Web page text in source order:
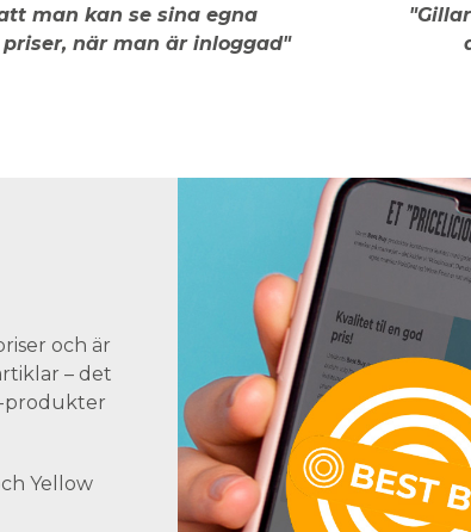
man kan se sina egna
när man är inloggad"
och är
– det
produkter
Yellow